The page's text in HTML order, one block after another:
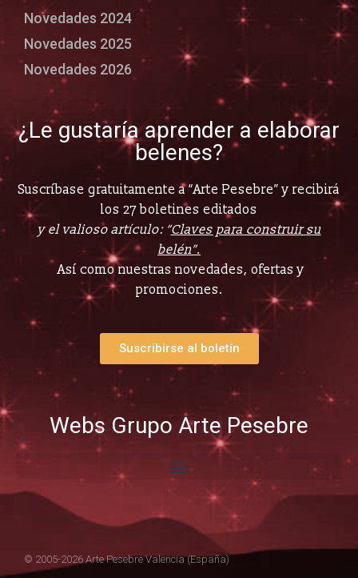
Novedades 2024
Novedades 2025
Novedades 2026
¿Le gustaría aprender a elaborar
belenes?
Suscríbase gratuitamente a “Arte Pesebre” y recibirá
los 27 boletines editados
y el valioso artículo: “Claves para construir su
belén”.
Así como nuestras novedades, ofertas y
promociones.
Suscribirse al boletín
Webs Grupo Arte Pesebre
© 2005-2026 Arte Pesebre Valencia (España)